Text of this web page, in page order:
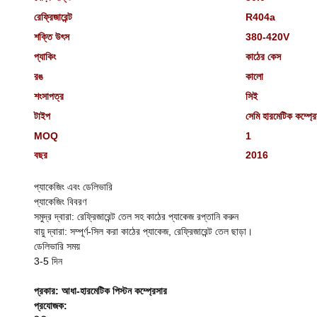
রেফ্রিজারেন্ট
R404a
শক্তি উৎস
380-420V
প্যাকিং
কাঠের কেস
রঙ
কালো
শংসাপত্র
সিই
টাইপ
সেমি হারমেটিক
MOQ
1
বছর
2016
প্যাকেজিং এবং ডেলিভারি
প্যাকেজিং বিবরণ
সমুদ্র দ্বারা: রেফ্রিজারেন্ট তেল সহ কাঠের প্যাকেজ রপ্তানি করুন
বায়ু দ্বারা: সম্পূর্ণ-সিল করা কাঠের প্যাকেজ, রেফ্রিজারেন্ট তেল ছাড়া।
ডেলিভারি সময়
3-5 দিন
প্রকার: আধা-হারমেটিক পিস্টন কম্প্রেসার
প্রযোজক: